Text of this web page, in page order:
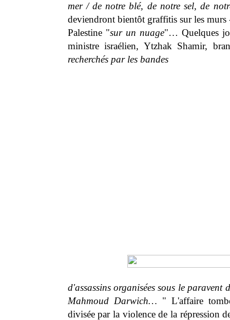
mer / de notre blé, de notre sel, de
deviendront bientôt graffitis sur les
Palestine "sur un nuage"… Quelques
ministre israélien, Ytzhak Shamir,
recherchés par les bandes
d'assassins organisées sous le
Mahmoud Darwich… " L'affaire
divisée par la violence de la répression